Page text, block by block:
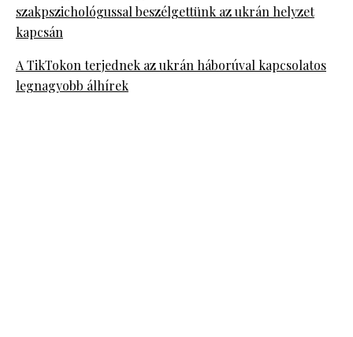
szakpszichológussal beszélgettünk az ukrán helyzet
kapcsán
A TikTokon terjednek az ukrán háborúval kapcsolatos
legnagyobb álhírek